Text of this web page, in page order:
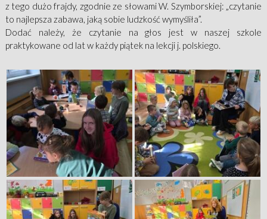
z tego dużo frajdy, zgodnie ze słowami W. Szymborskiej: „czytanie
to najlepsza zabawa, jaką sobie ludzkość wymyśliła”.
Dodać należy, że czytanie na głos jest w naszej szkole
praktykowane od lat w każdy piątek na lekcji j. polskiego.